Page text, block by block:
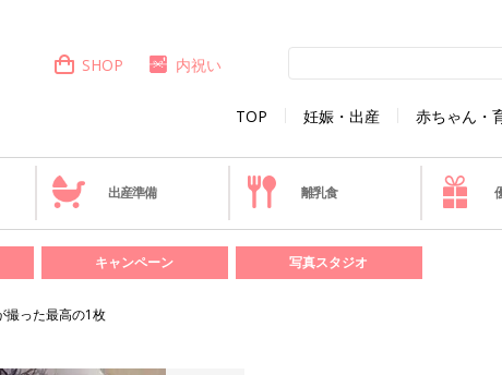
TOP 妊娠・出産 赤ちゃん・
SHOP 内祝い
出産準備 離乳食
キャンペーン 写真スタジオ
撮った最高の1枚